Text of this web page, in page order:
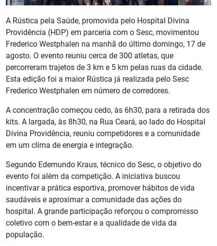
A Rústica pela Saúde, promovida pelo Hospital Divina
Providência (HDP) em parceria com o Sesc, movimentou
Frederico Westphalen na manhã do último domingo, 17 de
agosto. O evento reuniu cerca de 300 atletas, que
percorreram trajetos de 3 km e 5 km pelas ruas da cidade.
Esta edição foi a maior Rústica já realizada pelo Sesc
Frederico Westphalen em número de corredores.
A concentração começou cedo, às 6h30, para a retirada dos
kits. A largada, às 8h30, na Rua Ceará, ao lado do Hospital
Divina Providência, reuniu competidores e a comunidade
em um clima de energia e integração.
Segundo Edemundo Kraus, técnico do Sesc, o objetivo do
evento foi além da competição. A iniciativa buscou
incentivar a prática esportiva, promover hábitos de vida
saudáveis e aproximar a comunidade das ações do
hospital. A grande participação reforçou o compromisso
coletivo com o bem-estar e a qualidade de vida da
população.